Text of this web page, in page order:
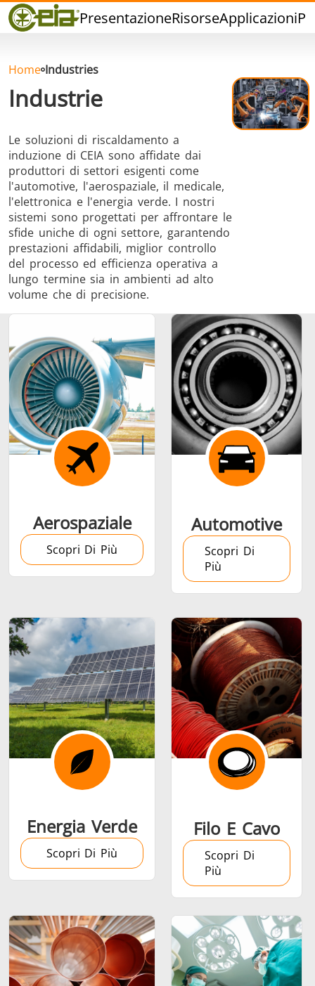
PresentazioneRisorseApplicazioni
Qualità
Eventi
FAQ
Brasatura ad
Induzione
Saldatura a
stagno
Brasatura
Alluminio
Cap Sealing
caldo
Calettamento a
caldo
Generatore &
Controllore
Generatori ad
Induzione
Serie SH
Teste di
riscaldamento
Induction
Aerospaziale Automotive
Data
Tubo
Home Industries
Industrie
Le soluzioni di riscaldamento a
induzione di CEIA sono affidate dai
produttori di settori esigenti come
l'automotive, l'aerospaziale, il medicale,
l'elettronica e l'energia verde. I nostri
sistemi sono progettati per affrontare le
sfide uniche di ogni settore, garantendo
prestazioni affidabili, miglior controllo
del processo ed efficienza operativa a
lungo termine sia in ambienti ad alto
volume che di precisione.
Aerospaziale
Scopri Di Più
Automotive
Scopri Di
Più
Energia Verde
Scopri Di Più
Filo E Cavo
Scopri Di
Più